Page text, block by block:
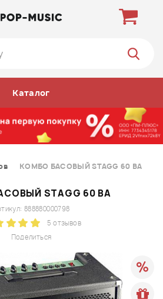
Каталог
КОМБО БАСОВЫЙ STAGG 60 BA
STAGG 60 BA
Поделиться
888880000798
5 отзывов